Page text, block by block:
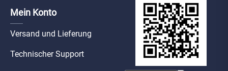
Mein Konto
Versand und Lieferung
Technischer Support